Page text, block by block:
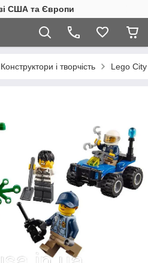
США та Європи
Конструктори і творчість Lego City